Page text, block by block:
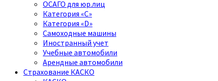
ОСАГО для юр.лиц
Категория «C»
Категория «D»
Самоходные машины
Иностранный учет
Учебные автомобили
Арендные автомобили
Страхование КАСКО